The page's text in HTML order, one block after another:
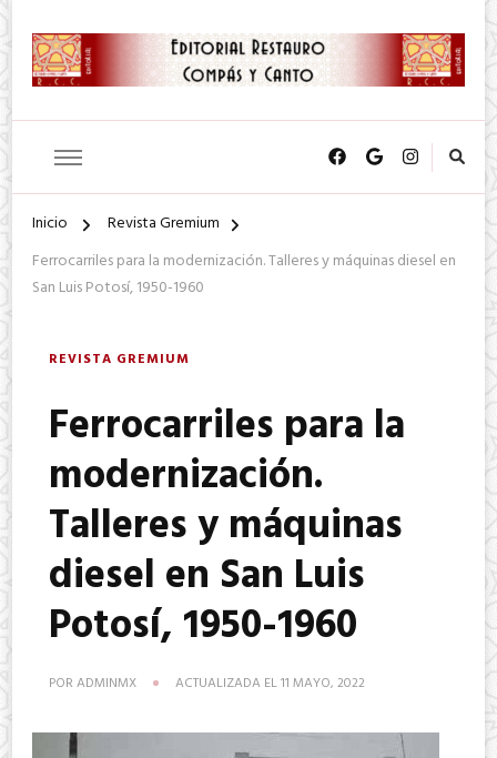
Inicio
Revista Gremium
Ferrocarriles para la modernización. Talleres y máquinas diesel en
San Luis Potosí, 1950-1960
REVISTA GREMIUM
Ferrocarriles para la
modernización.
Talleres y máquinas
diesel en San Luis
Potosí, 1950-1960
POR ADMINMX ACTUALIZADA EL11 MAYO, 2022